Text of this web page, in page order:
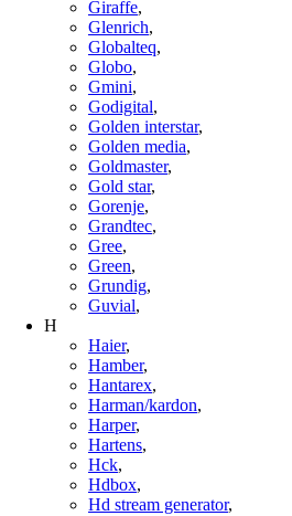
Giraffe,
Glenrich,
Globalteq,
Globo,
Gmini,
Godigital,
Golden interstar,
Golden media,
Goldmaster,
Gold star,
Gorenje,
Grandtec,
Gree,
Green,
Grundig,
Guvial,
H
Haier,
Hamber,
Hantarex,
Harman/kardon,
Harper,
Hartens,
Hck,
Hdbox,
Hd stream generator,